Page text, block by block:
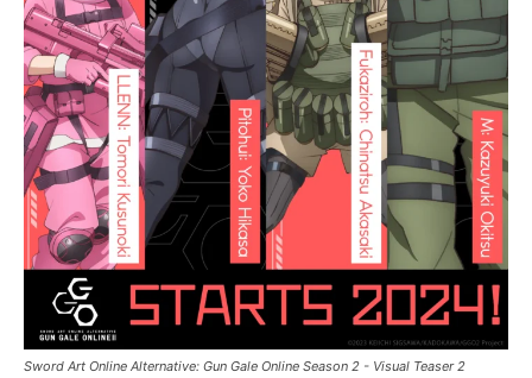
Sword Art Online Alternative: Gun Gale Online Season 2 - Visual Teaser 2